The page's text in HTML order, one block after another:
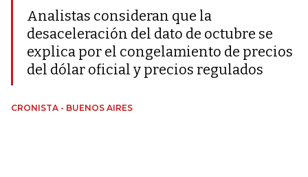
Analistas consideran que la
desaceleración del dato de octubre se
explica por el congelamiento de precios
del dólar oficial y precios regulados
CRONISTA - BUENOS AIRES